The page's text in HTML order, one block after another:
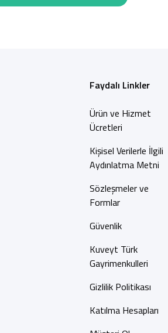
Faydalı Linkler
Ürün ve Hizmet
Ücretleri
Kişisel Verilerle İlgili
Aydınlatma Metni
Sözleşmeler ve
Formlar
Güvenlik
Kuveyt Türk
Gayrimenkulleri
Gizlilik Politikası
Katılma Hesapları